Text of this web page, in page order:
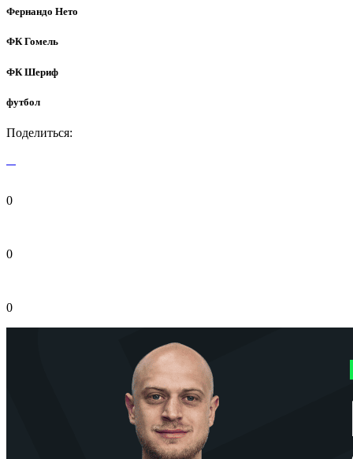
Фернандо Нето
ФК Гомель
ФК Шериф
футбол
Поделиться:
0
0
0